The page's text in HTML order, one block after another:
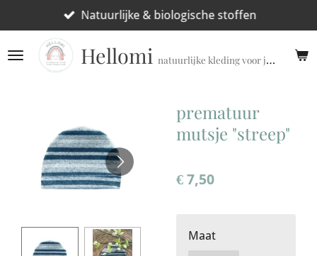
direct
naar
Hellomi natuurlijke kleding voor jouw prematuur!
Natuurlijke & biologische stoffen
prematuur
mutsje "streep"
€ 7,50
Maat